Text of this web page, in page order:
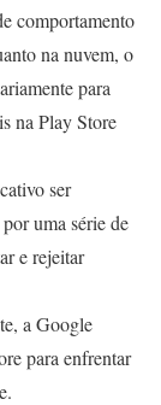
comportamento
na nuvem, o
para
na Play Store
ser
uma série de
e rejeitar
a Google
para enfrentar